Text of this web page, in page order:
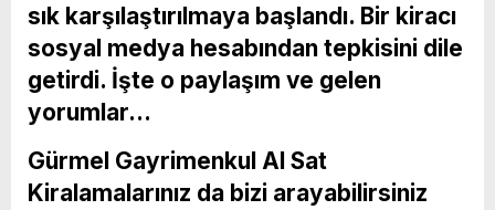
sık karşılaştırılmaya başlandı. Bir kiracı
sosyal medya hesabından tepkisini dile
getirdi. İşte o paylaşım ve gelen
yorumlar…
Gürmel Gayrimenkul Al Sat
Kiralamalarınız da bizi arayabilirsiniz